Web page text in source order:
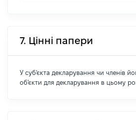
7. Цінні папери
У суб'єкта декларування чи членів
об'єкти для декларування в цьому